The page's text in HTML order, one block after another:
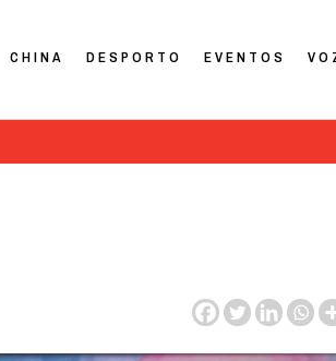
CHINA DESPORTO EVENTOS